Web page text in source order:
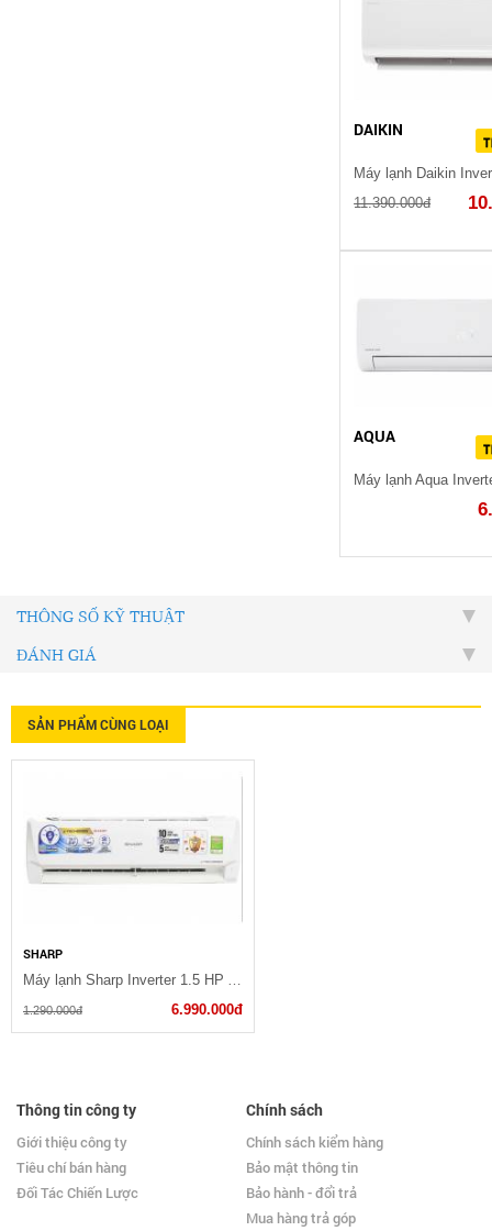
DAIKIN
11.390.000đ
AQUA
THÔNG SỐ KỸ THUẬT
ĐÁNH GIÁ
SẢN PHẨM CÙNG LOẠI
SHARP
1.290.000đ 6.990.000đ
Thông tin công ty
Giới thiệu công ty
Tiêu chí bán hàng
Đối Tác Chiến Lược
Chính sách
Chính sách kiểm hàng
Bảo mật thông tin
Bảo hành - đổi trả
Mua hàng trả góp